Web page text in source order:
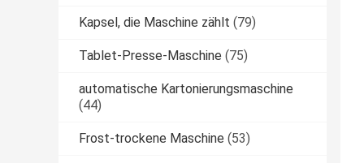
Kapsel, die Maschine zählt (79)
Tablet-Presse-Maschine (75)
automatische Kartonierungsmaschine
(44)
Frost-trockene Maschine (53)